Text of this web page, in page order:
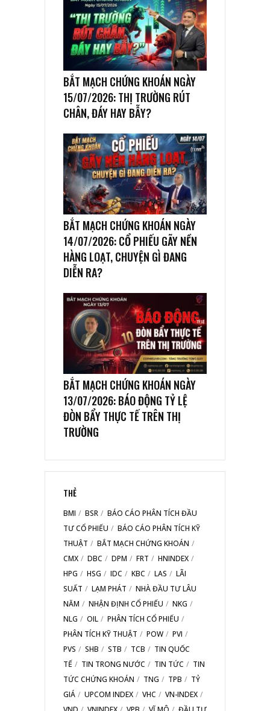
BẮT MẠCH CHỨNG KHOÁN NGÀY
15/07/2026: THỊ TRƯỜNG RÚT
CHÂN, ĐÁY HAY BẪY?
BẮT MẠCH CHỨNG KHOÁN NGÀY
14/07/2026: CỔ PHIẾU GÃY NỀN
HÀNG LOẠT, CHUYỆN GÌ ĐANG
DIỄN RA?
BẮT MẠCH CHỨNG KHOÁN NGÀY
13/07/2026: BÁO ĐỘNG TỶ LỆ
ĐÒN BẨY THỰC TẾ TRÊN THỊ
TRƯỜNG
THẺ
BMI BSR
BÁO CÁO PHÂN TÍCH ĐẦU
TƯ CỔ PHIẾU
BÁO CÁO PHÂN TÍCH KỸ
THUẬT
BẮT MẠCH CHỨNG KHOÁN
CMX
DBC DPM FRT
HNINDEX
HPG
HSG IDC KBC LAS
LÃI
SUẤT
LẠM PHÁT
NHÀ ĐẦU TƯ LÂU
NĂM
NHẬN ĐỊNH CỔ PHIẾU
NKG
NLG
OIL
PHÂN TÍCH CỔ PHIẾU
PHÂN TÍCH KỸ THUẬT
POW
PVI
PVS
SHB STB TCB
TIN QUỐC
TẾ
TIN TRONG NƯỚC TIN TỨC
TIN
TỨC CHỨNG KHOÁN
TNG TPB
TỶ
GIÁ
UPCOM INDEX VHC
VN-INDEX